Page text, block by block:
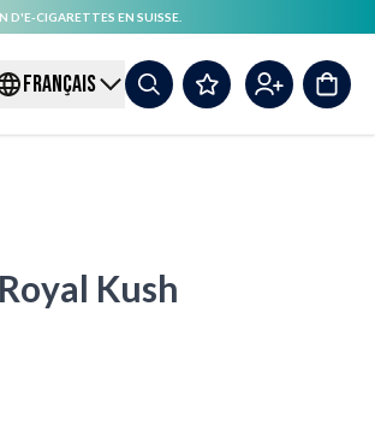
D'E-CIGARETTES EN SUISSE.
FRANÇAIS
Kush